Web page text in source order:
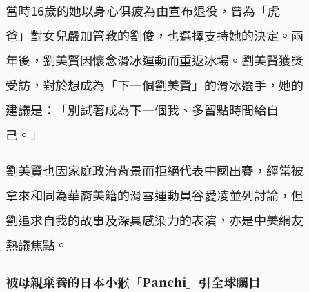
當時16歲的她以身心俱疲為由宣布退役，曾為「虎
爸」對女兒嚴加管教的劉俊，也選擇支持她的決定。兩
年後，劉美賢因懷念滑冰運動而重返冰場。劉美賢獲獎
受訪，對於想成為「下一個劉美賢」的滑冰選手，她的
建議是：「別試著成為下一個我、多留點時間給自
己。」
劉美賢也因家庭政治背景而拒絕代表中國出賽，經常被
拿來和同為華裔美籍的滑雪運動員谷愛凌並列討論，但
劉追求自我的故事及深具感染力的表演，亦是中美網友
熱議焦點。
被母親棄養的日本小猴「Panchi」引全球矚目